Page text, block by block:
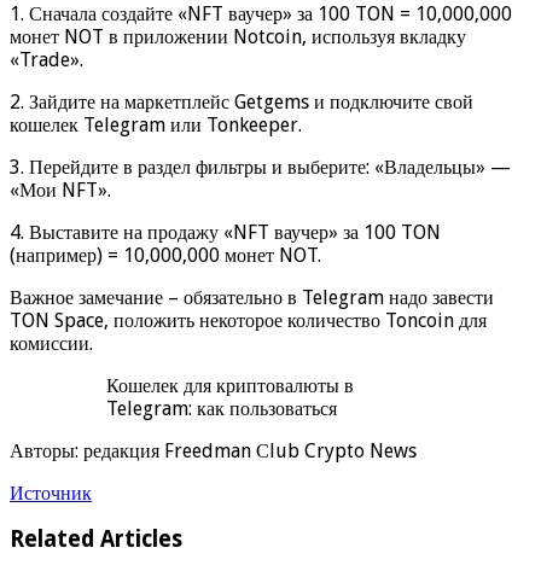
1. Сначала создайте «NFT ваучер» за 100 TON = 10,000,000
монет NOT в приложении Notcoin, используя вкладку
«Trade».
2. Зайдите на маркетплейс Getgems и подключите свой
кошелек Telegram или Tonkeeper.
3. Перейдите в раздел фильтры и выберите: «Владельцы» —
«Мои NFT».
4. Выставите на продажу «NFT ваучер» за 100 TON
(например) = 10,000,000 монет NOT.
Важное замечание – обязательно в Telegram надо завести
TON Space, положить некоторое количество Toncoin для
комиссии.
Кошелек для криптовалюты в
Telegram: как пользоваться
Авторы: редакция Freedman Сlub Crypto News
Источник
Related Articles